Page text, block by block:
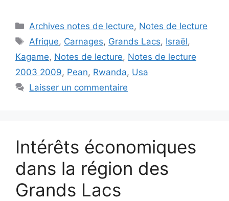
Catégories
Archives notes de lecture, Notes de lecture
Étiquettes
Afrique, Carnages, Grands Lacs, Israël,
Kagame, Notes de lecture, Notes de lecture
2003 2009, Pean, Rwanda, Usa
Laisser un commentaire
Intérêts économiques
dans la région des
Grands Lacs